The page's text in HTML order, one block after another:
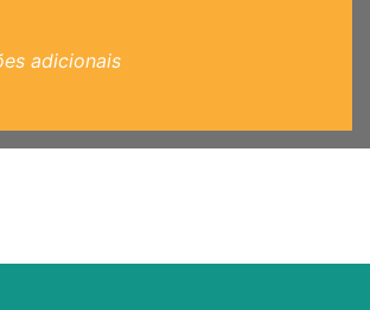
adicionais